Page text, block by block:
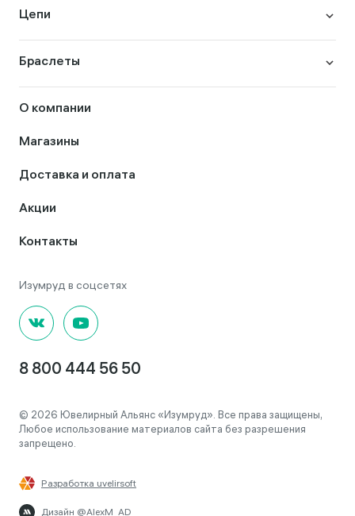
Цепи
Браслеты
О компании
Магазины
Доставка и оплата
Акции
Контакты
8 800 444 56 50
© 2026 Ювелирный Альянс «Изумруд». Все права защищены,
Любое использование материалов сайта без разрешения
запрещено.
Разработка uvelirsoft
Дизайн @AlexM_AD